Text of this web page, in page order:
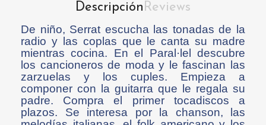
DescripciónReviews
De niño, Serrat escucha las tonadas de la
radio y las coplas que le canta su madre
mientras cocina. En el Paral·lel descubre
los cancioneros de moda y le fascinan las
zarzuelas y los cuples. Empieza a
componer con la guitarra que le regala su
padre. Compra el primer tocadiscos a
plazos. Se interesa por la chanson, las